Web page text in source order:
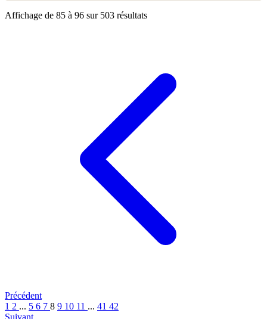
Affichage de 85 à 96 sur 503 résultats
Précédent
1 2 ... 5 6 7 8 9 10 11 ... 41 42
Suivant